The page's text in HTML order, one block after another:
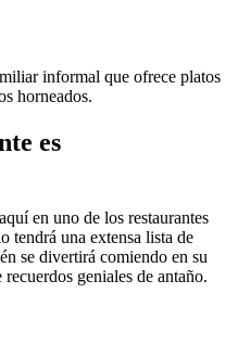
informal que ofrece platos
horneados.
es
en uno de los restaurantes
tendrá una extensa lista de
se divertirá comiendo en su
geniales de antaño.